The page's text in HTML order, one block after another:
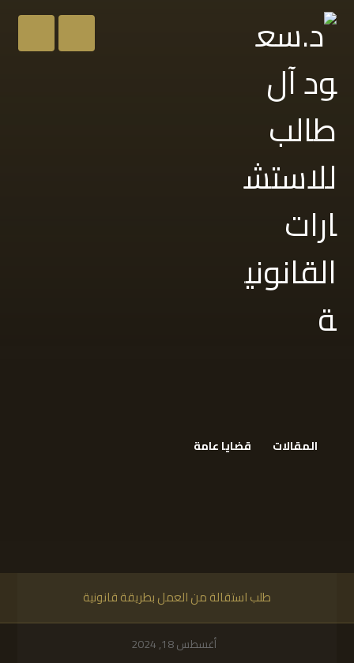
المقالات قضايا عامة
طلب استقالة من العمل بطريقة قانونية
أغسطس 18, 2024